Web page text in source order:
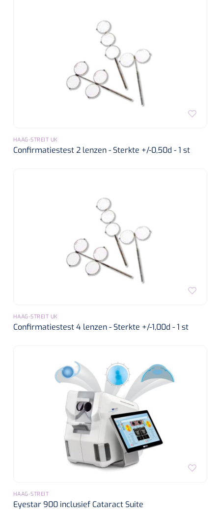
HAAG-STREIT UK
Confirmatiestest 2 lenzen - Sterkte +/-0,50d - 1 st
HAAG-STREIT UK
Confirmatiestest 4 lenzen - Sterkte +/-1,00d - 1 st
HAAG-STREIT
Eyestar 900 inclusief Cataract Suite